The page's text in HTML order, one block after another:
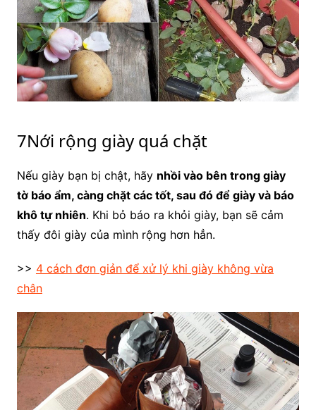
7Nới rộng giày quá chặt
Nếu giày bạn bị chật, hãy nhồi vào bên trong giày
tờ báo ẩm, càng chặt các tốt, sau đó để giày và báo
khô tự nhiên. Khi bỏ báo ra khỏi giày, bạn sẽ cảm
thấy đôi giày của mình rộng hơn hẳn.
>> 4 cách đơn giản để xử lý khi giày không vừa
chân